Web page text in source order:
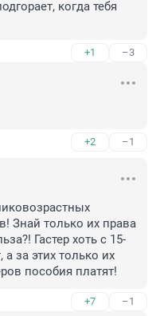
когда тебя
+1 –3
+2 –1
Знай только их права
Гастер хоть с 15-
а за этих только их
пособия платят!
+7 –1